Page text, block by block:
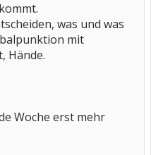
was und was
mit
Hände.
Woche erst mehr